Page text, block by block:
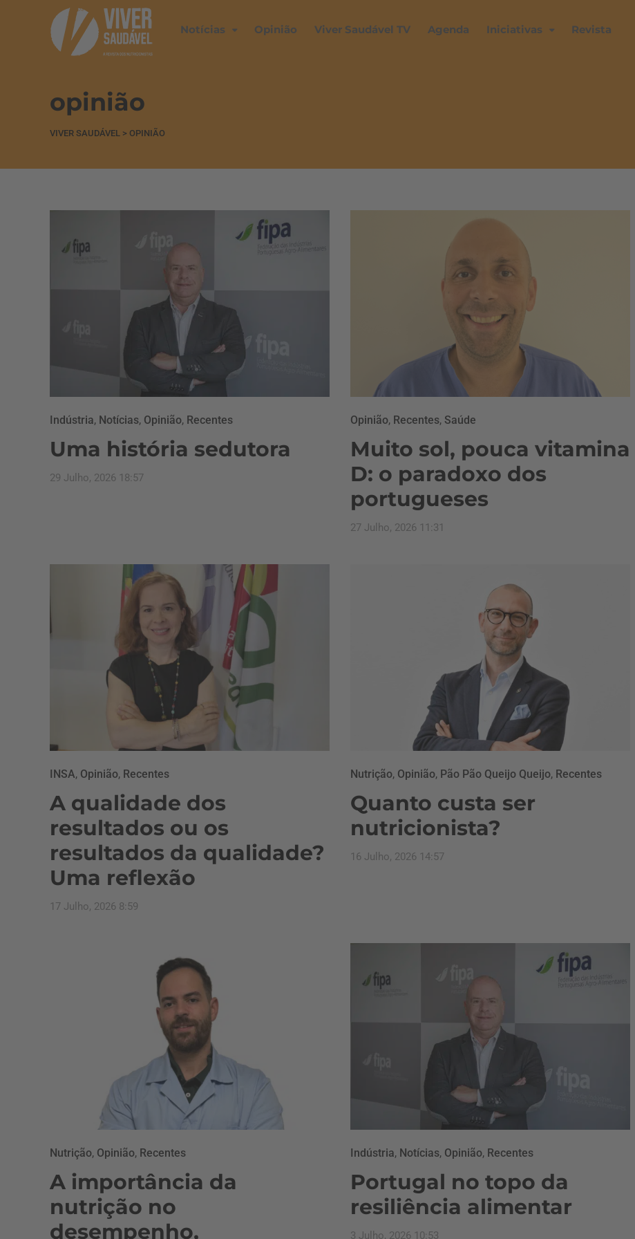
Notícias Opinião Viver Saudável TV Agenda Iniciativas Revista
opinião
VIVER SAUDÁVEL > OPINIÃO
Indústria, Notícias, Opinião, Recentes
Uma história sedutora
29 Julho, 2026 18:57
Opinião, Recentes, Saúde
Muito sol, pouca vitamina
D: o paradoxo dos
portugueses
27 Julho, 2026 11:31
INSA, Opinião, Recentes
A qualidade dos
resultados ou os
resultados da qualidade?
Uma reflexão
17 Julho, 2026 8:59
Nutrição, Opinião, Pão Pão Queijo Queijo, Recentes
Quanto custa ser
nutricionista?
16 Julho, 2026 14:57
Nutrição, Opinião, Recentes
A importância da
nutrição no
desempenho,
Indústria, Notícias, Opinião, Recentes
Portugal no topo da
resiliência alimentar
3 Julho, 2026 10:53